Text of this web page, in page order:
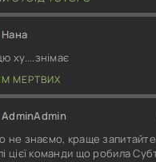
Нана
ху....знімає
МЕРТВИХ
AdminAdmin
не знаємо, краще
цієї команди що робила